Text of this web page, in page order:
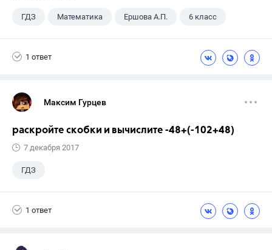
ГДЗ Математика Ершова А.П. 6 класс
1 ответ
Максим Гурцев
раскройте скобки и вычислите -48+(-102+48)
7 декабря 2017
ГДЗ
1 ответ